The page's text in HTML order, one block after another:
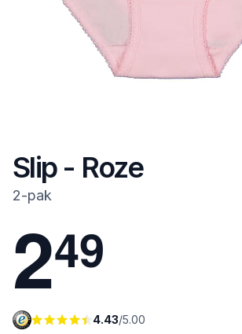
Slip - Roze
2-pak
249
4.43/5.00